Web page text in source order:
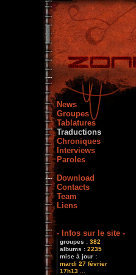
News
Groupes
Tablatures
Traductions
Chroniques
Interviews
Paroles
Download
Contacts
Team
Liens
- Infos sur le site -
groupes : 382
albums : 2235
mise à jour :
mardi 27 février
17h13 ...